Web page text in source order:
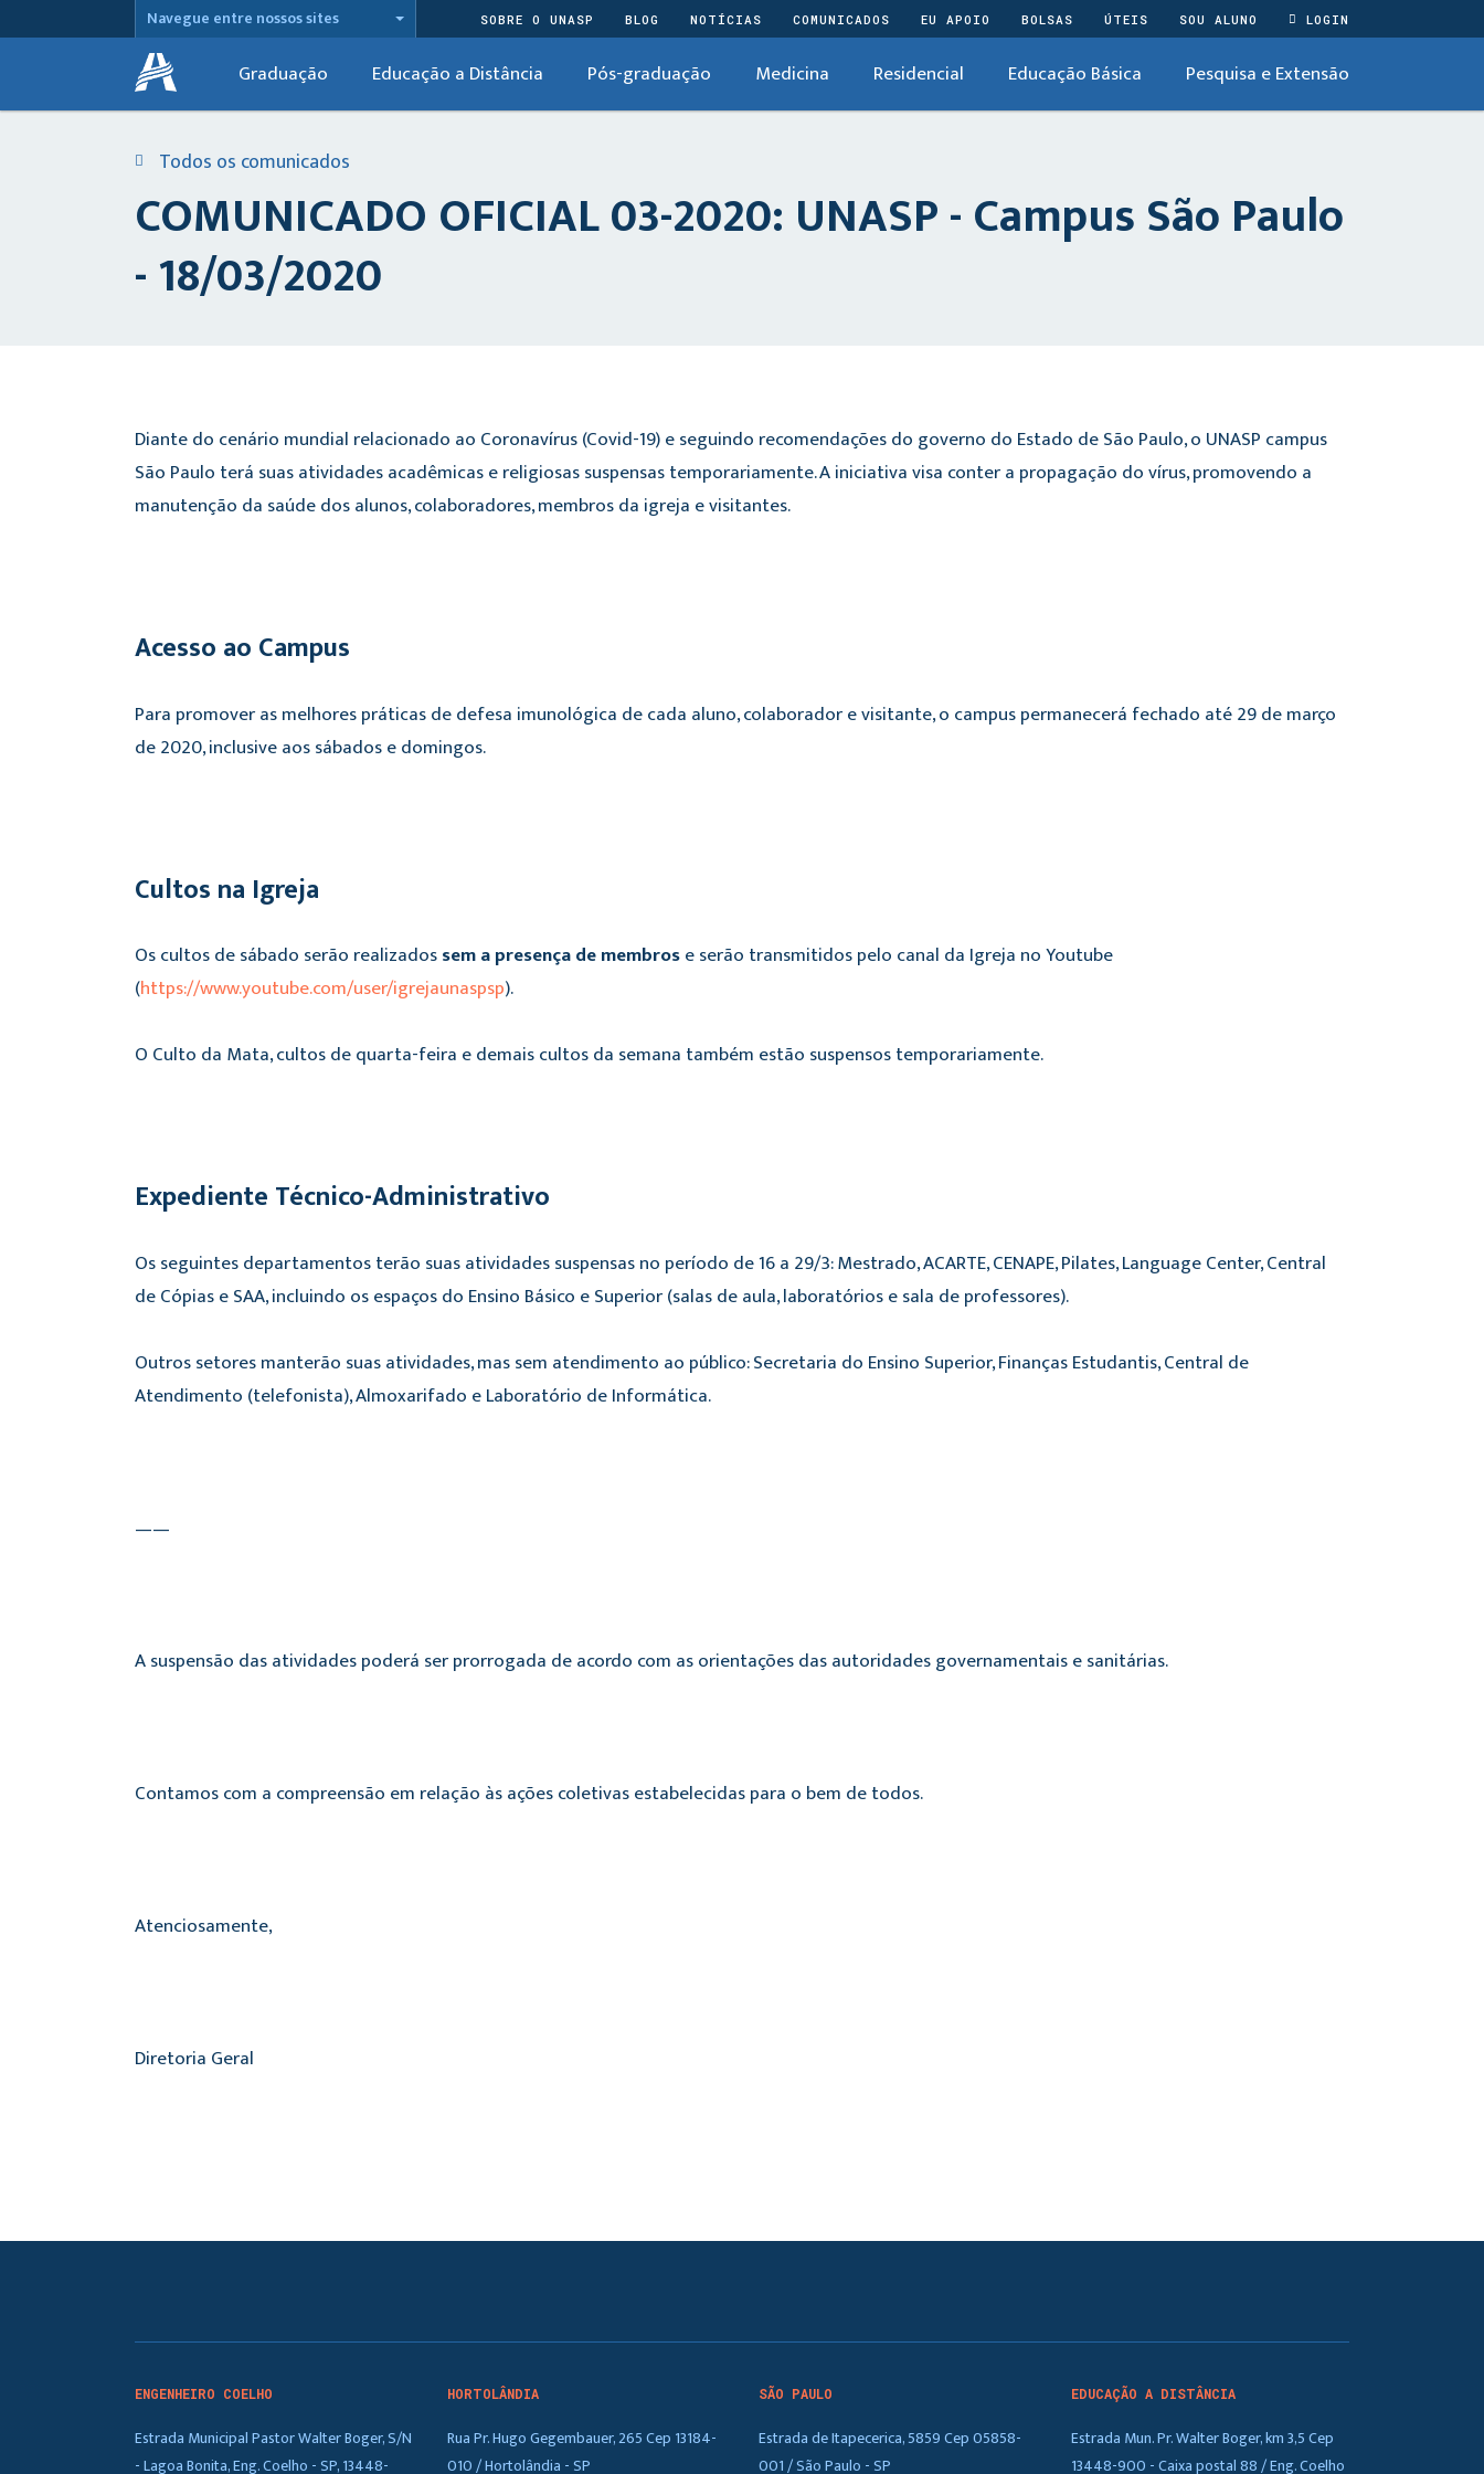
Navegue entre nossos sites SOBRE O UNASP BLOG NOTÍCIAS COMUNICADOS EU APOIO BOLSAS ÚTEIS SOU ALUNO LOGIN
Graduação Educação a Distância Pós-graduação Medicina Residencial Educação Básica Pesquisa e Extensão
Todos os comunicados
COMUNICADO OFICIAL 03-2020: UNASP - Campus São Paulo
- 18/03/2020
Diante do cenário mundial relacionado ao Coronavírus (Covid-19) e seguindo recomendações do governo do Estado de São Paulo, o UNASP campus
São Paulo terá suas atividades acadêmicas e religiosas suspensas temporariamente. A iniciativa visa conter a propagação do vírus, promovendo a
manutenção da saúde dos alunos, colaboradores, membros da igreja e visitantes.
Acesso ao Campus
Para promover as melhores práticas de defesa imunológica de cada aluno, colaborador e visitante, o campus permanecerá fechado até 29 de março
de 2020, inclusive aos sábados e domingos.
Cultos na Igreja
Os cultos de sábado serão realizadossem a presença de membrose serão transmitidos pelo canal da Igreja no Youtube
(https://www.youtube.com/user/igrejaunaspsp).
O Culto da Mata, cultos de quarta-feira e demais cultos da semana também estão suspensos temporariamente.
Expediente Técnico-Administrativo
Os seguintes departamentos terão suas atividades suspensas no período de 16 a 29/3: Mestrado, ACARTE, CENAPE, Pilates, Language Center, Central
de Cópias e SAA, incluindo os espaços do Ensino Básico e Superior (salas de aula, laboratórios e sala de professores).
Outros setores manterão suas atividades, mas sem atendimento ao público: Secretaria do Ensino Superior, Finanças Estudantis, Central de
Atendimento (telefonista), Almoxarifado e Laboratório de Informática.
——
A suspensão das atividades poderá ser prorrogada de acordo com as orientações das autoridades governamentais e sanitárias.
Contamos com a compreensão em relação às ações coletivas estabelecidas para o bem de todos.
Atenciosamente,
Diretoria Geral
ENGENHEIRO COELHO
Estrada Municipal Pastor Walter Boger, S/N
- Lagoa Bonita, Eng. Coelho - SP, 13448-
HORTOLÂNDIA
Rua Pr. Hugo Gegembauer, 265 Cep 13184-
010 / Hortolândia - SP
SÃO PAULO
Estrada de Itapecerica, 5859 Cep 05858-
001 / São Paulo - SP
EDUCAÇÃO A DISTÂNCIA
Estrada Mun. Pr. Walter Boger, km 3,5 Cep
13448-900 - Caixa postal 88 / Eng. Coelho